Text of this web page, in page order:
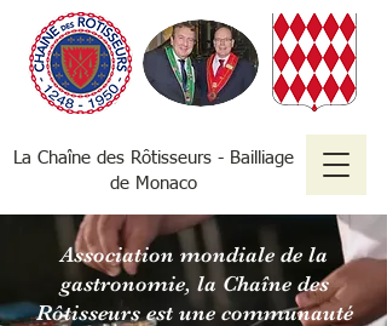
La Chaîne des Rôtisseurs - Bailliage
de Monaco
Association mondiale de la
gastronomie, la Chaîne des
Rôtisseurs est une communauté